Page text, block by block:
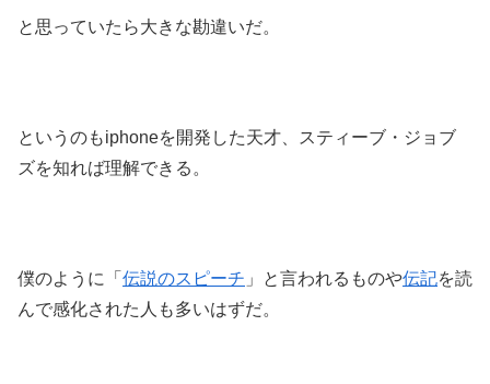
と思っていたら大きな勘違いだ。
というのもiphoneを開発した天才、スティーブ・ジョブ
ズを知れば理解できる。
僕のように「 伝説のスピーチ 」と言われるものや伝記を読
んで感化された人も多いはずだ。